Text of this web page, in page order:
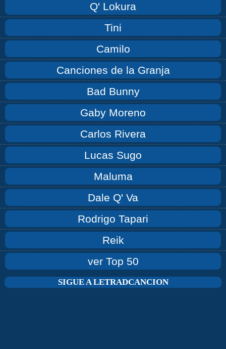
Q' Lokura
Tini
Camilo
Canciones de la Granja
Bad Bunny
Gaby Moreno
Carlos Rivera
Lucas Sugo
Maluma
Dale Q' Va
Rodrigo Tapari
Reik
ver Top 50
SIGUE A LETRADCANCION